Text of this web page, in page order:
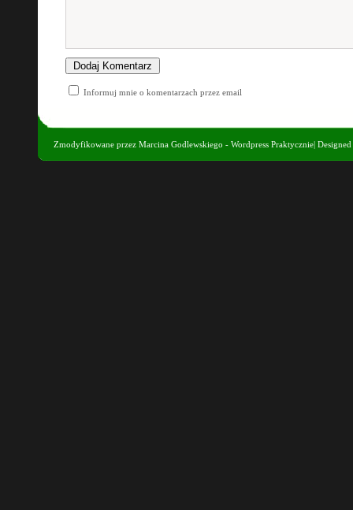
Informuj mnie o komentarzach przez email
Zmodyfikowane przez Marcina Godlewskiego - Wordpress Praktycznie|